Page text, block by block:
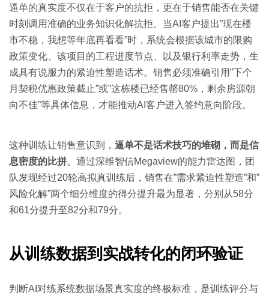
逼单的真实度不仅在于客户的抗拒，更在于销售能否在关键
时刻调用准确的业务知识化解抗拒。当AI客户提出”现在楼
市不稳，我想等年底再看看”时，系统会根据该城市的限购
政策变化、该项目的工程进度节点、以及银行利率走势，生
成具有说服力的紧迫性塑造话术。销售必须准确引用”下个
月契税优惠政策截止”或”这栋楼已经售罄80%，剩余房源朝
向不佳”等具体信息，才能推动AI客户进入签约意向阶段。
这种训练让销售意识到， 逼单不是话术技巧的堆砌，而是信
息密度的比拼。通过深维智信Megaview的能力雷达图，团
队发现经过20轮高拟真训练后，销售在”需求紧迫性塑造”和”
风险化解”两个细分维度的得分提升最为显著，分别从58分
和61分提升至82分和79分。
从训练数据到实战转化的闭环验证
判断AI对练系统数据场景真实度的终极标准，是训练评分与